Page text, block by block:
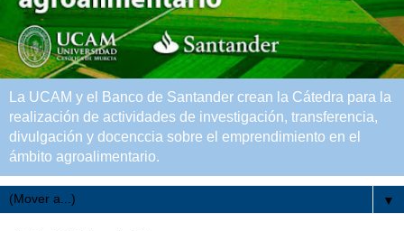
La UCAM y el Banco de Santander crean la Cátedra para la
realización de actividades de investigación, transferencia,
divulgación y docenccia sobre el emprendimiento en el
ámbito agroalimentario.
▼